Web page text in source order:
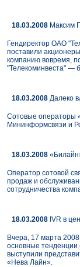
18.03.2008 Максим
Гендиректор ОАО
поставили
компанию вовремя,
"Телекоминвеста" —
18.03.2008 Далеко
Сотовые операторы
Мининформсвязи и
18.03.2008
Оператор сотовой
продаж и
сотрудничества
18.03.2008 IVR в
Вчера, 17 марта
основные тенденции
выступили
«Нева Лайн».